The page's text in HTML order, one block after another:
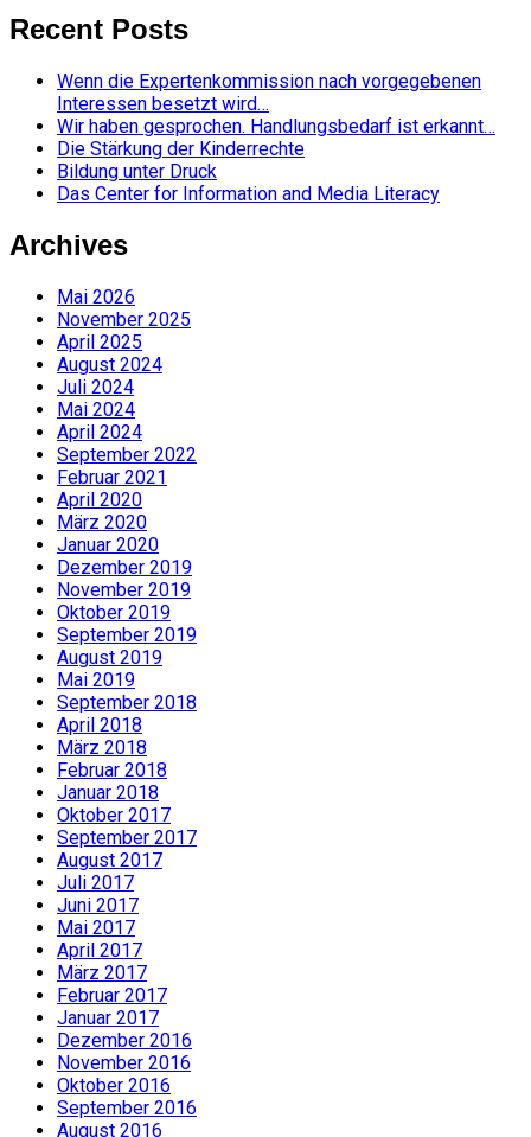
Recent Posts
Wenn die Expertenkommission nach vorgegebenen
Interessen besetzt wird…
Wir haben gesprochen. Handlungsbedarf ist erkannt…
Die Stärkung der Kinderrechte
Bildung unter Druck
Das Center for Information and Media Literacy
Archives
Mai 2026
November 2025
April 2025
August 2024
Juli 2024
Mai 2024
April 2024
September 2022
Februar 2021
April 2020
März 2020
Januar 2020
Dezember 2019
November 2019
Oktober 2019
September 2019
August 2019
Mai 2019
September 2018
April 2018
März 2018
Februar 2018
Januar 2018
Oktober 2017
September 2017
August 2017
Juli 2017
Juni 2017
Mai 2017
April 2017
März 2017
Februar 2017
Januar 2017
Dezember 2016
November 2016
Oktober 2016
September 2016
August 2016